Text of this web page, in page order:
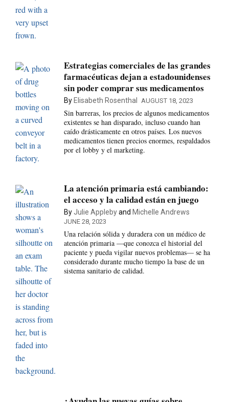
Estrategias comerciales de las grandes
farmacéuticas dejan a estadounidenses
sin poder comprar sus medicamentos
By Elisabeth Rosenthal AUGUST 18, 2023
Sin barreras, los precios de algunos medicamentos
existentes se han disparado, incluso cuando han
caído drásticamente en otros países. Los nuevos
medicamentos tienen precios enormes, respaldados
por el lobby y el marketing.
La atención primaria está cambiando:
el acceso y la calidad están en juego
ByJulie Applebyand Michelle Andrews
JUNE 28, 2023
Una relación sólida y duradera con un médico de
atención primaria —que conozca el historial del
paciente y pueda vigilar nuevos problemas— se ha
considerado durante mucho tiempo la base de un
sistema sanitario de calidad.